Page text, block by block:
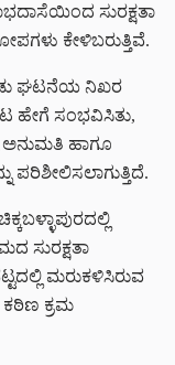
ಸುರಕ್ಷತಾ
ಕೇಳಿಬರುತ್ತಿವೆ.
ಘಟನೆಯ ನಿಖರ
ಹೇಗೆ ಸಂಭವಿಸಿತು,
ಅನುಮತಿ ಹಾಗೂ
ಪರಿಶೀಲಿಸಲಾಗುತ್ತಿದೆ.
ಸುರಕ್ಷತಾ
ಮರುಕಳಿಸಿರುವ
ಕಠಿಣ ಕ್ರಮ